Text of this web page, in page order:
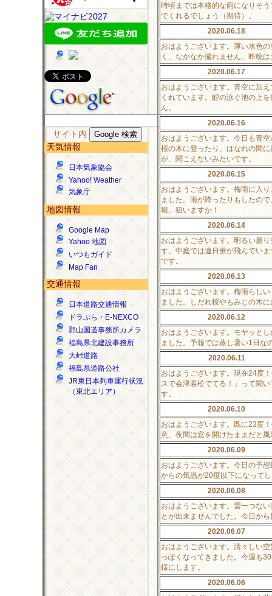
サイト内
天気情報
日本気象協会
Yahoo! Weather
気象庁
地図情報
Google Map
Yahoo 地図
いつもガイド
Map Fan
交通情報
日本道路交通情報
ドラぷら・E-NEXCO
郡山国道事務所カメラ
福島県北建設事務所
大峠道路
福島県道路公社
JR東日本列車運行状況
（東北エリア）
時頃までは本格的な雨になりそ
でくれるでしょう（期待）。
2020.06.18
おはようございます。薄い水色
く、なかなか撮れません。昨晩
2020.06.17
おはようございます。青空に加
くれています。鯉の泳ぐ池の上
ん。
2020.06.16
おはようございます。今日も青
桜の木に登ったり、はなれの間
が、聞こえないみたいです。
2020.06.15
おはようございます。梅雨に入
ました。雨が降ったりもしたの
報、狙いますか！
2020.06.14
おはようございます。明るい曇
す。中庭では連日蛍が飛んでい
です。
2020.06.13
おはようございます。梅雨らし
ました。しだれ桜やもみじの木
2020.06.12
おはようございます。モヤッと
ました。予報では蒸し暑い1日な
2020.06.11
おはようございます。現在24度
スで会津若松でてる！」って聞
す。
2020.06.10
おはようございます。既に23度
意、夜間は窓を開けたままだと
2020.06.09
おはようございます。今日の予
からの気温が20度以下になって
2020.06.08
おはようございます。雲一つな
とが出来ませんでした。今日か
2020.06.07
おはようございます。清々しい
っぽくなってきました。今週も
様にします。
2020.06.06